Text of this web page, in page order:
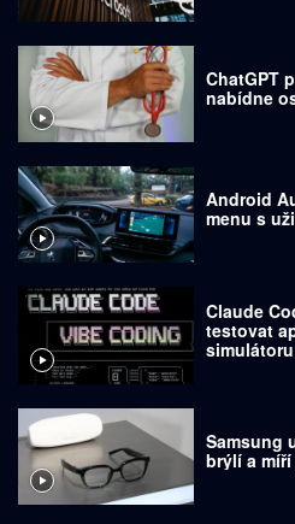
ChatGPT
nabídne
Android
menu s
Claude
testovat
simulátoru
Samsung
brýlí a